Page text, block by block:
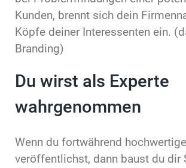
Kunden, brennt sich dein
Köpfe deiner Interessenten ein.
Branding)
Du wirst als Experte
wahrgenommen
Wenn du fortwährend
veröffentlichst, dann baust du dir